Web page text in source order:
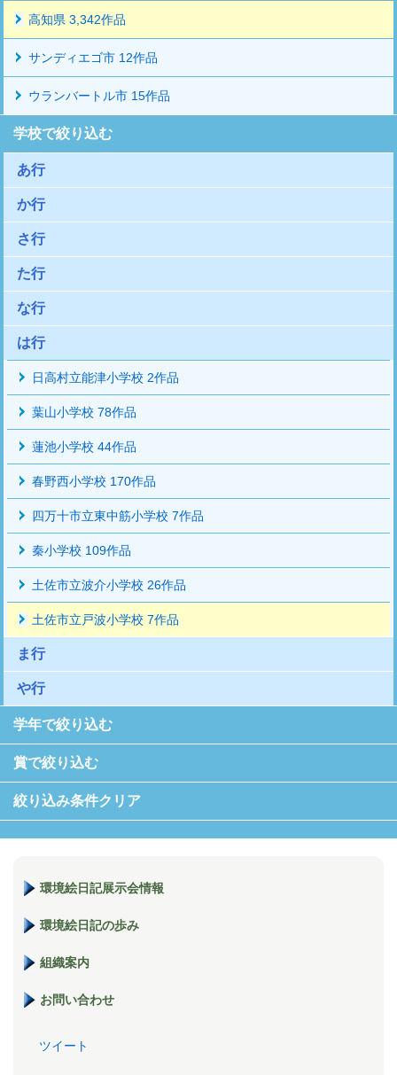
高知県 3,342作品
サンディエゴ市 12作品
ウランバートル市 15作品
学校で絞り込む
あ行
か行
さ行
た行
な行
は行
日高村立能津小学校 2作品
葉山小学校 78作品
蓮池小学校 44作品
春野西小学校 170作品
四万十市立東中筋小学校 7作品
秦小学校 109作品
土佐市立波介小学校 26作品
土佐市立戸波小学校 7作品
ま行
や行
学年で絞り込む
賞で絞り込む
絞り込み条件クリア
環境絵日記展示会情報
環境絵日記の歩み
組織案内
お問い合わせ
ツイート